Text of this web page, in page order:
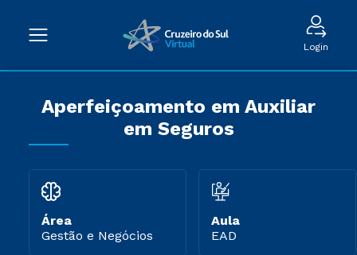
Login
Aperfeiçoamento em Auxiliar
em Seguros
Área
Gestão e Negócios
Aula
EAD